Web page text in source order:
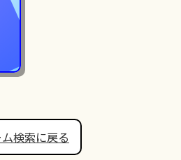
検索に戻る